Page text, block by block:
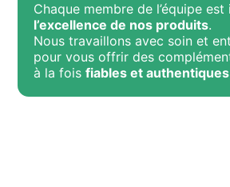
Chaque membre de l’équipe
l’excellence de nos produits.
Nous travaillons avec soin et
pour vous offrir des
à la foisfiables et authentiques